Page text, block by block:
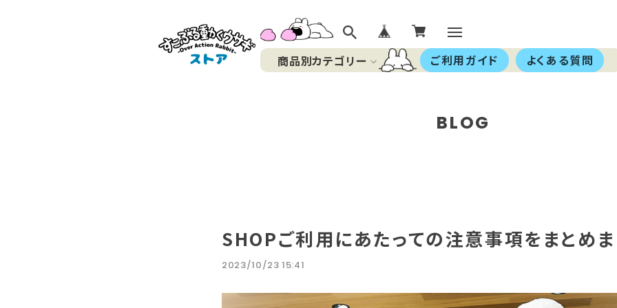
商品別カテゴリー ご利用ガイド よくある質問
BLOG
SHOPご利用にあたっての注意事項をまとめ
2023/10/23 15:41